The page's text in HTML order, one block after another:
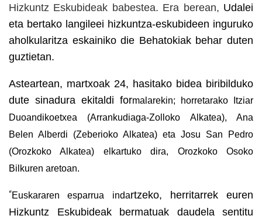
Hizkuntz Eskubideak babestea. Era berean, Udalei
eta bertako langileei hizkuntza-eskubideen inguruko
aholkularitza eskainiko die Behatokiak behar duten
guztietan.
Asteartean, martxoak 24, hasitako bidea biribilduko
dute sinadura ekitaldi formalarekin; horretarako Itziar
Duoandikoetxea
(Arrankudiaga-Zolloko Alkatea), Ana
Belen Alberdi
(Zeberioko Alkatea) eta Josu San Pedro
(Orozkoko Alkatea) elkartuko dira, Orozkoko Osoko
Bilkuren aretoan.
“Euskararen esparrua indartzeko, herritarrek euren
Hizkuntz Eskubideak bermatuak daudela sentitu